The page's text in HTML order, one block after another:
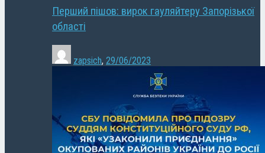
Перший пішов: вирок гауляйтеру Запорізької
області
zapsich, 29/06/2023